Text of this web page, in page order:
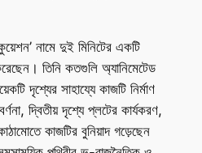
নামে দুই মিনিটের একটি
তিনি কতগুলি অ্যানিমেটেড
দৃশ্যের সাহায্যে কাজটি নির্মাণ
দ্বিতীয় দৃশ্যে প্লটের কার্যকরণ,
কাজটির বুনিয়াদ গড়েছেন